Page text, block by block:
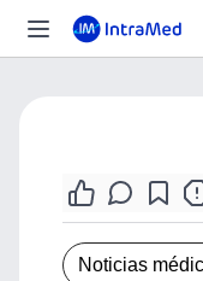
Noticias